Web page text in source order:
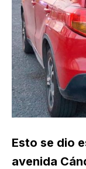
Esto se dio
avenida